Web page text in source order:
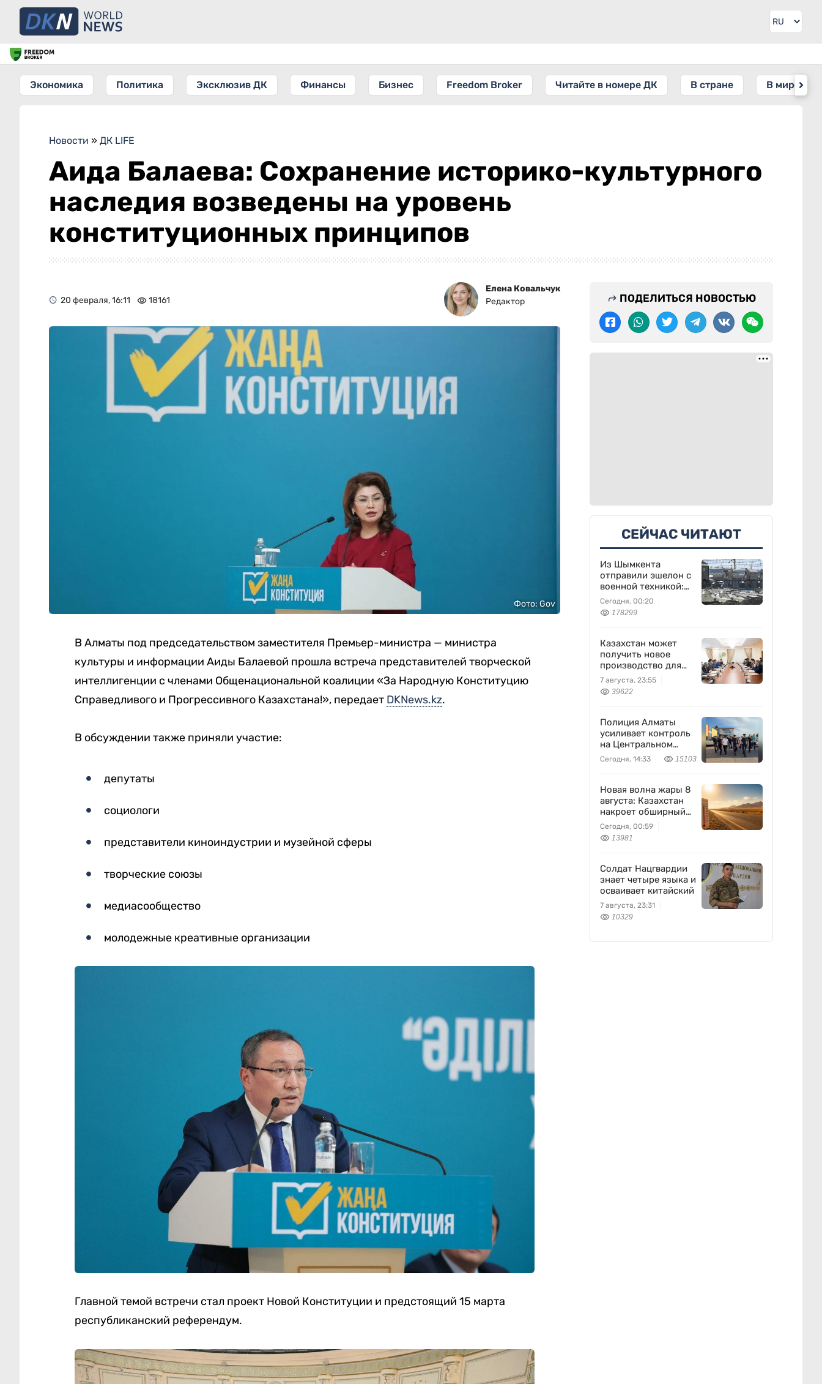
Экономика Политика Эксклюзив ДК Финансы Бизнес Freedom Broker Читайте в номере ДК В стране В мире
Новости » ДК LIFE
Аида Балаева: Сохранение историко-культурного
наследия возведены на уровень
конституционных принципов
20 февраля, 16:11 18161
Елена Ковальчук
Редактор
Фото: Gov
В Алматы под председательством заместителя Премьер-министра — министра
культуры и информации Аиды Балаевой прошла встреча представителей творческой
интеллигенции с членами Общенациональной коалиции «За Народную Конституцию
Справедливого и Прогрессивного Казахстана!», передает DKNews.kz.
В обсуждении также приняли участие:
депутаты
социологи
представители киноиндустрии и музейной сферы
творческие союзы
медиасообщество
молодежные креативные организации
Главной темой встречи стал проект Новой Конституции и предстоящий 15 марта
республиканский референдум.
ПОДЕЛИТЬСЯ НОВОСТЬЮ
СЕЙЧАС ЧИТАЮТ
Из Шымкента
отправили эшелон с
военной техникой:
что известно
Сегодня, 00:20
178299
Казахстан может
получить новое
производство для
химпрома и
энергетики
7 августа, 23:55
39622
Полиция Алматы
усиливает контроль
на Центральном
вещевом рынке
Сегодня, 14:33 15103
Новая волна жары 8
августа: Казахстан
накроет обширный
антициклон
Сегодня, 00:59
13981
Солдат Нацгвардии
знает четыре языка и
осваивает китайский
7 августа, 23:31
10329